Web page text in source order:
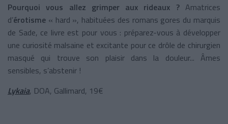
Pourquoi vous allez grimper aux rideaux ?Amatrices
d’érotisme « hard », habituées des romans gores du marquis
de Sade, ce livre est pour vous : préparez-vous à développer
une curiosité malsaine et excitante pour ce drôle de chirurgien
masqué qui trouve son plaisir dans la douleur... Âmes
sensibles, s’abstenir !
Lykaia, DOA, Gallimard, 19€